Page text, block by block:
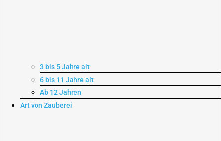
3 bis 5 Jahre alt
6 bis 11 Jahre alt
Ab 12 Jahren
Art von Zauberei